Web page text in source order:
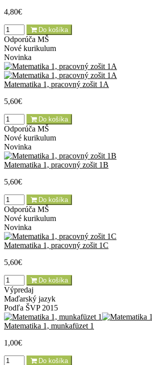
4,80€
Do košíka
Odporúča MŠ
Nové kurikulum
Novinka
Matematika 1, pracovný zošit 1A
5,60€
Do košíka
Odporúča MŠ
Nové kurikulum
Novinka
Matematika 1, pracovný zošit 1B
5,60€
Do košíka
Odporúča MŠ
Nové kurikulum
Novinka
Matematika 1, pracovný zošit 1C
5,60€
Do košíka
Výpredaj
Maďarský jazyk
Podľa ŠVP 2015
Matematika 1, munkafüzet 1
1,00€
Do košíka